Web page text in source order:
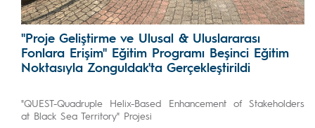
"Proje Geliştirme ve Ulusal & Uluslararası
Fonlara Erişim" Eğitim Programı Beşinci Eğitim
Noktasıyla Zonguldak'ta Gerçekleştirildi
"QUEST-Quadruple Helix-Based Enhancement of Stakeholders
at Black Sea Territory" Projesi